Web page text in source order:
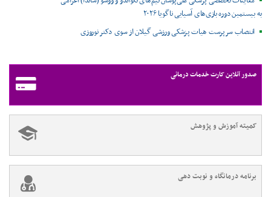
به بیستمین دوره بازی‌های آسیایی ناگویا ۲۰۲۶
انتصاب سرپرست هیات پزشکی ورزشی گیلان از سوی دکتر نوروزی
صدور آنلاین کارت خدمات درمانی
کمیته آموزش و پژوهش
برنامه درمانگاه و نوبت دهی